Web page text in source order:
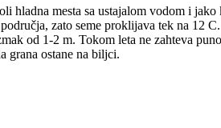
hladna mesta sa ustajalom vodom i
zato seme proklijava tek na 12
od 1-2 m. Tokom leta ne zahteva
grana ostane na biljci.